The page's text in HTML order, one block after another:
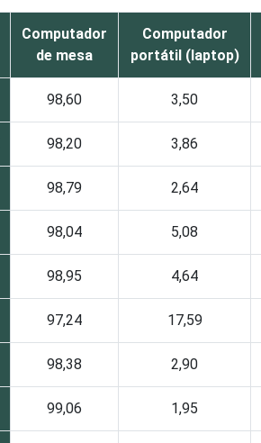
Computador
de mesa
Computador
portátil (laptop)
98,60 3,50
98,20 3,86
98,79 2,64
98,04 5,08
98,95 4,64
97,24 17,59
98,38 2,90
99,06 1,95